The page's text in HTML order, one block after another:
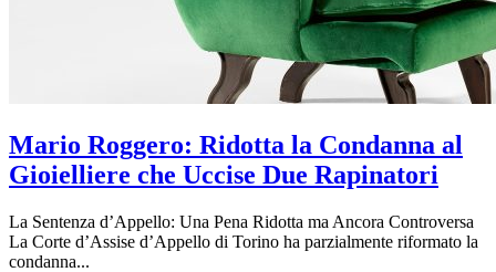
Mario Roggero: Ridotta la Condanna al
Gioielliere che Uccise Due Rapinatori
La Sentenza d’Appello: Una Pena Ridotta ma Ancora Controversa
La Corte d’Assise d’Appello di Torino ha parzialmente riformato la
condanna...